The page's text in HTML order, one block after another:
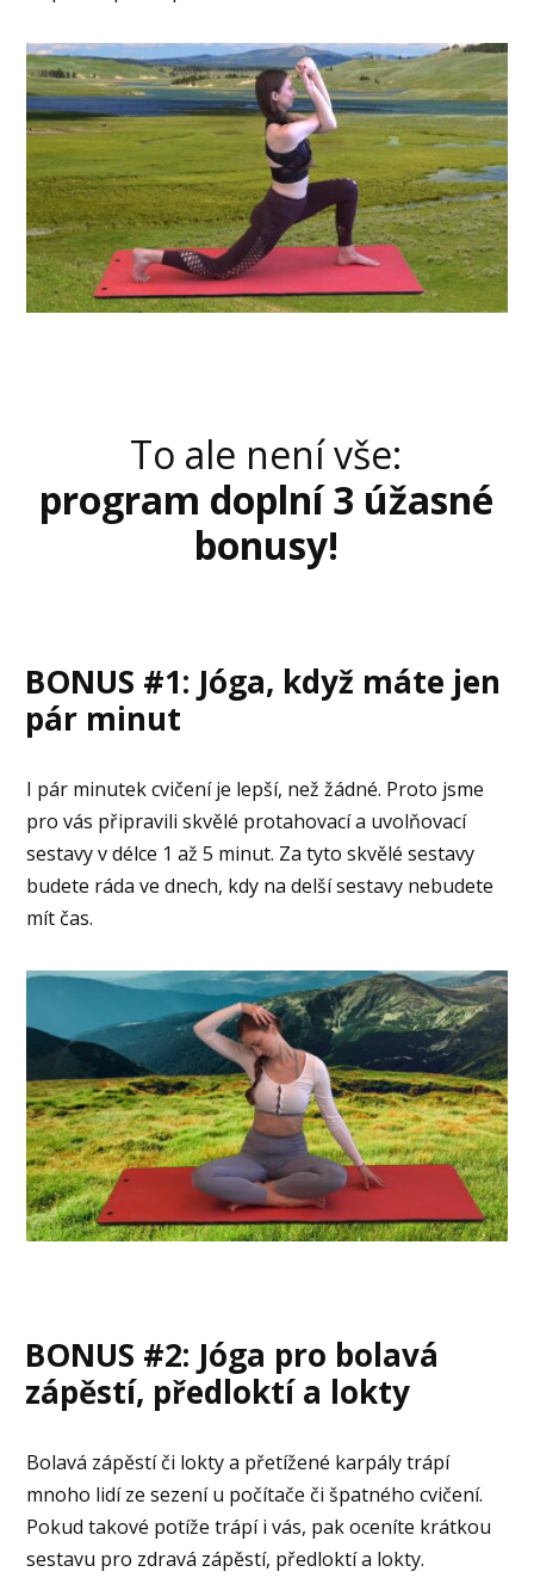
To ale není vše:
program doplní 3 úžasné
bonusy!
BONUS #1: Jóga, když máte jen
pár minut
I pár minutek cvičení je lepší, než žádné. Proto jsme
pro vás připravili skvělé protahovací a uvolňovací
sestavy v délce 1 až 5 minut. Za tyto skvělé sestavy
budete ráda ve dnech, kdy na delší sestavy nebudete
mít čas.
BONUS #2: Jóga pro bolavá
zápěstí, předloktí a lokty
Bolavá zápěstí či lokty a přetížené karpály trápí
mnoho lidí ze sezení u počítače či špatného cvičení.
Pokud takové potíže trápí i vás, pak oceníte krátkou
sestavu pro zdravá zápěstí, předloktí a lokty.